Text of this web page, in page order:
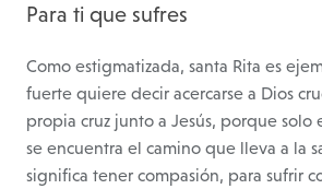
Para ti que sufres
Como estigmatizada, santa Rita es
fuerte quiere decir acercarse a Dios
propia cruz junto a Jesús, porque solo
se encuentra el camino que lleva a la
significa tener compasión, para sufrir